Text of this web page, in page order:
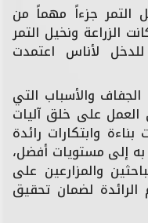
التمر جزءاً مهماً من
الزراعة ونخيل التمر
لأناس اعتمدت
والأسباب التي
العمل على خلق آليات
وابتكارات رائدة
إلى مستويات أفضل،
والمزارعين على
لضمان تحقيق